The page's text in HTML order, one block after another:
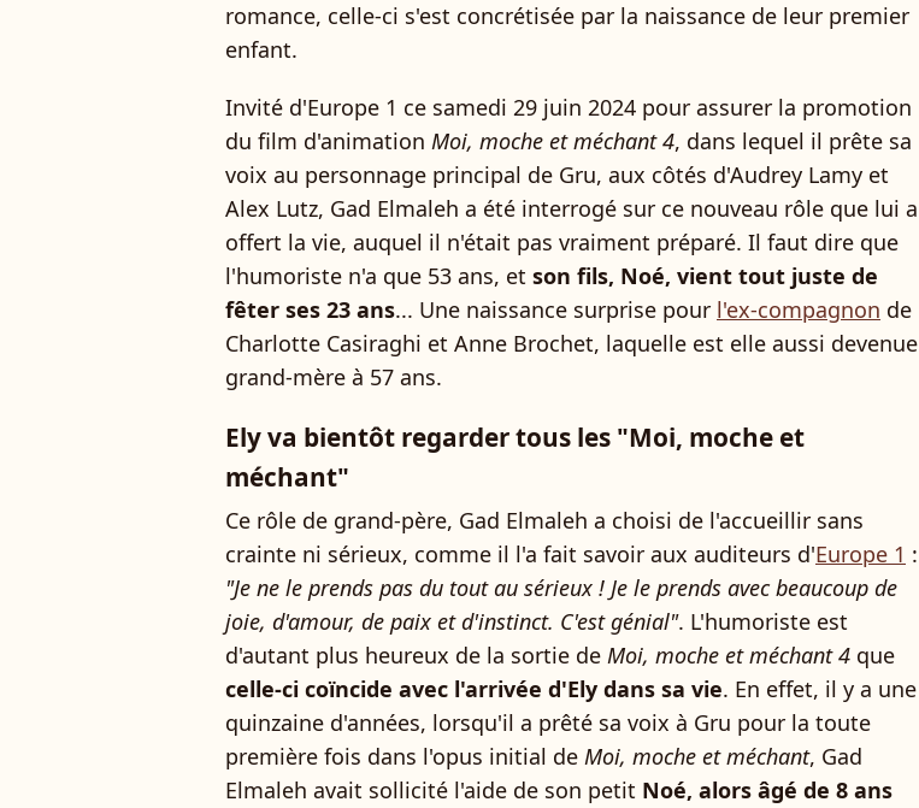
romance, celle-ci s'est concrétisée par la naissance de leur premier
enfant.
Invité d'Europe 1 ce samedi 29 juin 2024 pour assurer la promotion
du film d'animation Moi, moche et méchant 4, dans lequel il prête sa
voix au personnage principal de Gru, aux côtés d'Audrey Lamy et
Alex Lutz, Gad Elmaleh a été interrogé sur ce nouveau rôle que lui a
offert la vie, auquel il n'était pas vraiment préparé. Il faut dire que
l'humoriste n'a que 53 ans, et son fils, Noé, vient tout juste de
fêter ses 23 ans... Une naissance surprise pour l'ex-compagnon de
Charlotte Casiraghi et Anne Brochet, laquelle est elle aussi devenue
grand-mère à 57 ans.
Ely va bientôt regarder tous les "Moi, moche et
méchant"
Ce rôle de grand-père, Gad Elmaleh a choisi de l'accueillir sans
crainte ni sérieux, comme il l'a fait savoir aux auditeurs d'Europe 1 :
"Je ne le prends pas du tout au sérieux ! Je le prends avec beaucoup de
joie, d'amour, de paix et d'instinct. C'est génial". L'humoriste est
d'autant plus heureux de la sortie de Moi, moche et méchant 4 que
celle-ci coïncide avec l'arrivée d'Ely dans sa vie. En effet, il y a une
quinzaine d'années, lorsqu'il a prêté sa voix à Gru pour la toute
première fois dans l'opus initial de Moi, moche et méchant, Gad
Elmaleh avait sollicité l'aide de son petit Noé, alors âgé de 8 ans